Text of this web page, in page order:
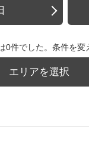
0件でした。条件を変
エリアを選択